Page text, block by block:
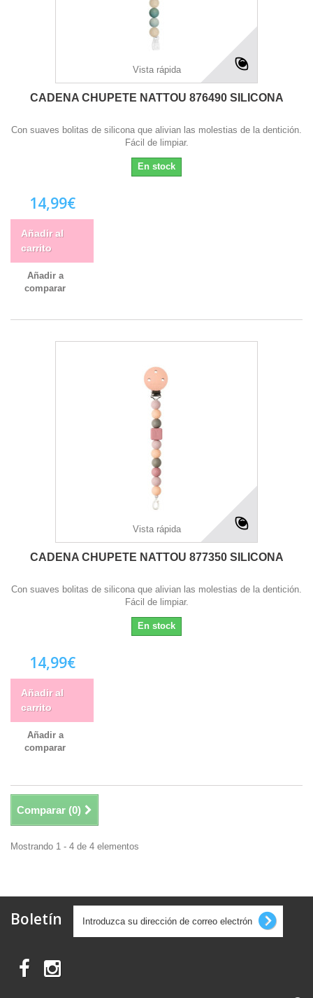
Vista rápida
CADENA CHUPETE NATTOU 876490 SILICONA
Con suaves bolitas de silicona que alivian las molestias de la dentición.
Fácil de limpiar.
En stock
14,99€
Añadir al
carrito
Añadir a
comparar
Vista rápida
CADENA CHUPETE NATTOU 877350 SILICONA
Con suaves bolitas de silicona que alivian las molestias de la dentición.
Fácil de limpiar.
En stock
14,99€
Añadir al
carrito
Añadir a
comparar
Comparar (0)
Mostrando 1 - 4 de 4 elementos
Boletín